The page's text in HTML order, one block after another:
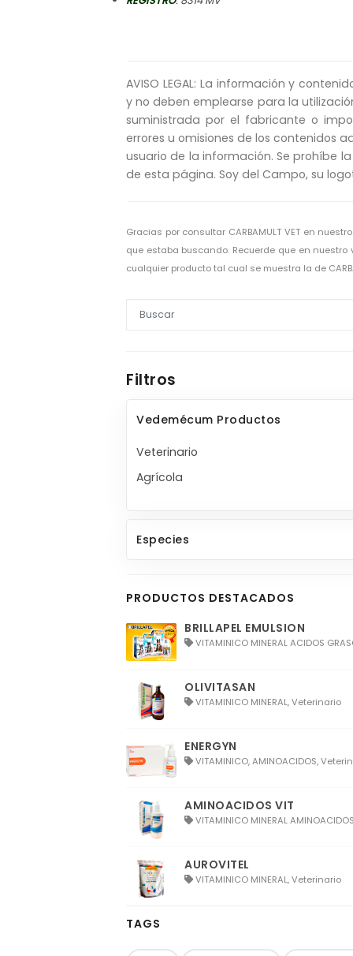
Filtros
Vedemécum Productos
Veterinario
Agrícola
Especies
PRODUCTOS DESTACADOS
BRILLAPEL EMULSION
VITAMINICO MINERAL ACIDOS
OLIVITASAN
VITAMINICO MINERAL, Veterinario
ENERGYN
VITAMINICO, AMINOACIDOS,
AMINOACIDOS VIT
VITAMINICO MINERAL
AUROVITEL
VITAMINICO MINERAL, Veterinario
TAGS
AVISO LEGAL: La información y
y no deben emplearse para la
suministrada por el fabricante o
errores u omisiones de los contenidos
usuario de la información. Se prohíbe
de esta página. Soy del Campo, su
Gracias por consultar CARBAMULT VET en
que estaba buscando. Recuerde que en
cualquier producto tal cual se muestra la de